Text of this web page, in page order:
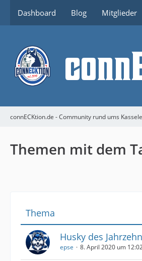
Dashboard Blog Mitglieder
connECKtion.de - Community rund ums
Themen mit dem
Thema
Husky des
epse 8. April 2020 um